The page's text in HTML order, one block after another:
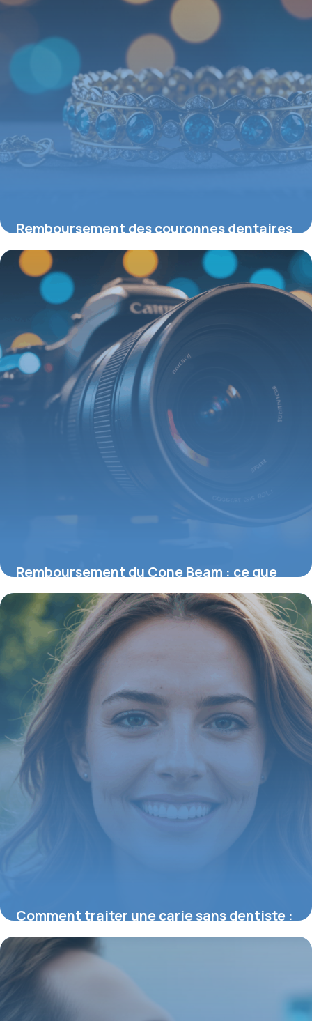
Remboursement des couronnes dentaires
en 2026 : ce que vous devez savoir
11 mai 2026
Remboursement du Cone Beam : ce que
vous devez savoir sur cette imagerie
avancée
25 août 2025
Comment traiter une carie sans dentiste :
méthodes naturelles efficaces
21 août 2025